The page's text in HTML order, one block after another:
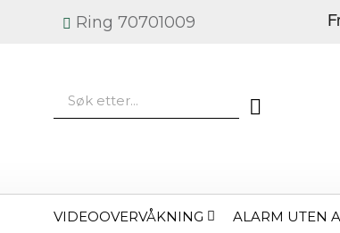
Ring 70701009
VIDEOOVERVÅKNING ALARM UTEN